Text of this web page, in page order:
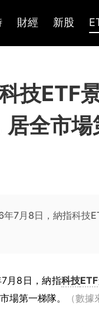
財經 新股
技
居全市
7月8日，納指科技
月8日，納指科技ETF
場第一梯隊。
（數